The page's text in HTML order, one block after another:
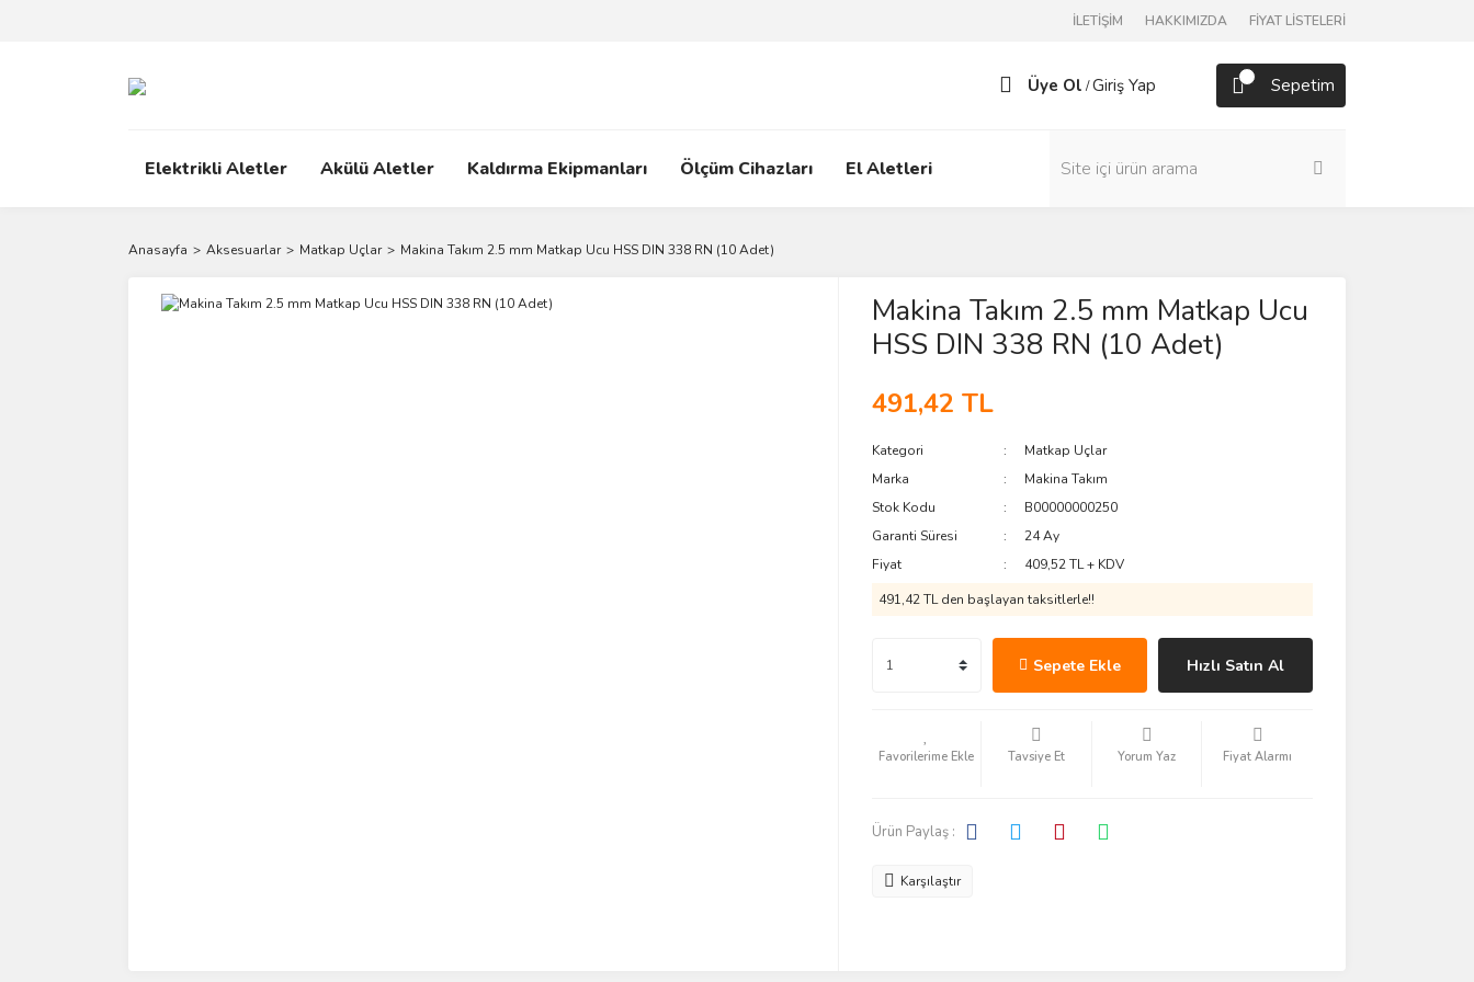
İLETİŞİM HAKKIMIZDA FİYAT LİSTELERİ
Üye Ol /Giriş Yap Sepetim
Elektrikli Aletler Akülü Aletler Kaldırma Ekipmanları Ölçüm Cihazları El Aletleri
Anasayfa Aksesuarlar Matkap Uçlar Makina Takım 2.5 mm Matkap Ucu HSS DIN 338 RN (10 Adet)
Makina Takım 2.5 mm Matkap Ucu
HSS DIN 338 RN (10 Adet)
491,42 TL
Kategori
Matkap Uçlar
Marka
Makina Takım
Stok Kodu
B00000000250
Garanti Süresi
24 Ay
Fiyat
409,52 TL + KDV
491,42 TL den başlayan taksitlerle!!
Sepete Ekle Hızlı Satın Al
Tavsiye Et Yorum Yaz Fiyat Alarmı
Ürün Paylaş :
Karşılaştır